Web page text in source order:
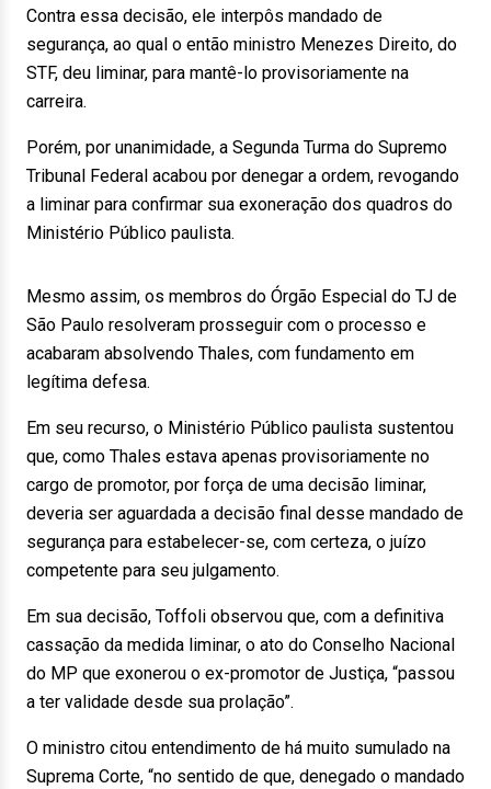
Contra essa decisão, ele interpôs mandado de
segurança, ao qual o então ministro Menezes Direito, do
STF, deu liminar, para mantê-lo provisoriamente na
carreira.
Porém, por unanimidade, a Segunda Turma do Supremo
Tribunal Federal acabou por denegar a ordem, revogando
a liminar para confirmar sua exoneração dos quadros do
Ministério Público paulista.
Mesmo assim, os membros do Órgão Especial do TJ de
São Paulo resolveram prosseguir com o processo e
acabaram absolvendo Thales, com fundamento em
legítima defesa.
Em seu recurso, o Ministério Público paulista sustentou
que, como Thales estava apenas provisoriamente no
cargo de promotor, por força de uma decisão liminar,
deveria ser aguardada a decisão final desse mandado de
segurança para estabelecer-se, com certeza, o juízo
competente para seu julgamento.
Em sua decisão, Toffoli observou que, com a definitiva
cassação da medida liminar, o ato do Conselho Nacional
do MP que exonerou o ex-promotor de Justiça, “passou
a ter validade desde sua prolação”.
O ministro citou entendimento de há muito sumulado na
Suprema Corte, “no sentido de que, denegado o mandado